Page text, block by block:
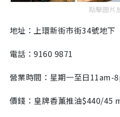
點擊圖片
地址：上環新街市街34號地下
電話：9160 9871
營業時間：星期一至日11am-
價錢：皇牌香薰推油$440/45